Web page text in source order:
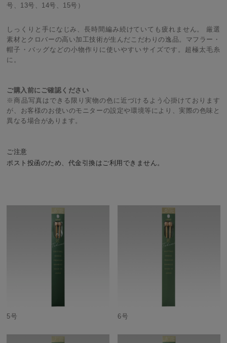
号、13号、14号、15号）
しっくりと手になじみ、長時間編み続けていても疲れません。 厳選
素材とクロバーの高い加工技術が生んだこだわりの逸品。マフラー・
帽子・バッグなどの小物作りに使いやすいサイズです。超極太毛糸
に。
ご購入前にご確認ください
※商品写真はできる限り実物の色に近づけるよう心掛けております
が、お客様のお使いのモニターの設定や環境等により、実際の色味と
異なる場合があります。
ご注意
ポスト投函のため、代金引換はご利用できません。
5号 6号